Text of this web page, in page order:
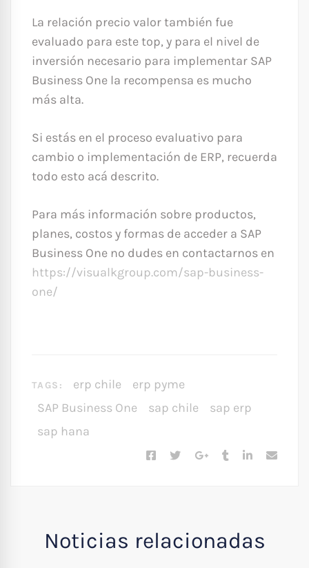
La relación precio valor también fue
evaluado para este top, y para el nivel de
inversión necesario para implementar SAP
Business One la recompensa es mucho
más alta.
Si estás en el proceso evaluativo para
cambio o implementación de ERP, recuerda
todo esto acá descrito.
Para más información sobre productos,
planes, costos y formas de acceder a SAP
Business One no dudes en contactarnos en
https://visualkgroup.com/sap-business-
one/
TAGS: erp chile
erp pyme
SAP Business One
sap chile
sap erp
sap hana
Noticias relacionadas